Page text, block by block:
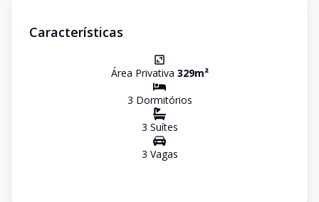
Características
Área Privativa 329m²
3 Dormitórios
3 Suítes
3 Vagas